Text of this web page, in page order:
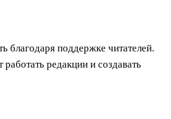
благодаря поддержке читателей.
редакции и создавать